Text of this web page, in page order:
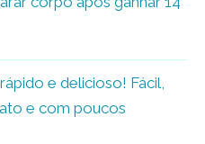
e delicioso! Fácil,
e com poucos